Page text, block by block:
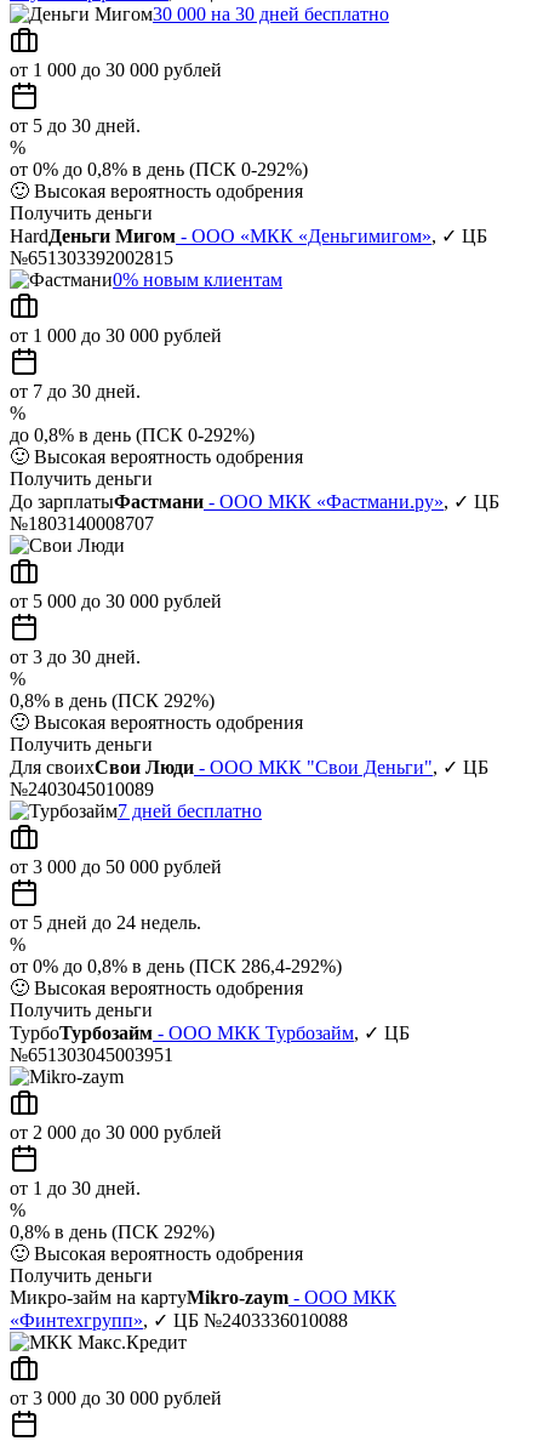
30 000 на 30 дней бесплатно
от 1 000 до 30 000 рублей
от 5 до 30 дней.
%
от 0% до 0,8% в день (ПСК 0-292%)
🙂 Высокая вероятность одобрения
Получить деньги
HardДеньги Мигом - ООО «МКК «Деньгимигом», ✓ ЦБ
№651303392002815
0% новым клиентам
от 1 000 до 30 000 рублей
от 7 до 30 дней.
%
до 0,8% в день (ПСК 0-292%)
🙂 Высокая вероятность одобрения
Получить деньги
До зарплатыФастмани - ООО МКК «Фастмани.ру», ✓ ЦБ
№1803140008707
от 5 000 до 30 000 рублей
от 3 до 30 дней.
%
0,8% в день (ПСК 292%)
🙂 Высокая вероятность одобрения
Получить деньги
Для своихСвои Люди - ООО МКК "Свои Деньги", ✓ ЦБ
№2403045010089
7 дней бесплатно
от 3 000 до 50 000 рублей
от 5 дней до 24 недель.
%
от 0% до 0,8% в день (ПСК 286,4-292%)
🙂 Высокая вероятность одобрения
Получить деньги
ТурбоТурбозайм - ООО МКК Турбозайм, ✓ ЦБ
№651303045003951
от 2 000 до 30 000 рублей
от 1 до 30 дней.
%
0,8% в день (ПСК 292%)
🙂 Высокая вероятность одобрения
Получить деньги
Микро-займ на картуMikro-zaym - ООО МКК
«Финтехгрупп», ✓ ЦБ №2403336010088
от 3 000 до 30 000 рублей